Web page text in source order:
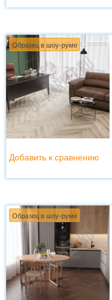
Образец в шоу-руме
Добавить к сравнению
Образец в шоу-руме